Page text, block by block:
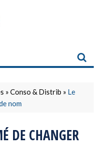
» Conso & Distrib » Le
nom
DE CHANGER